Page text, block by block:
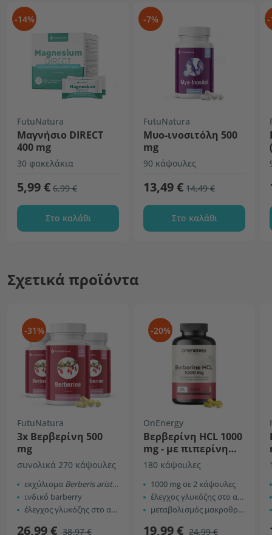
-14%
FutuNatura
Μαγνήσιο DIRECT
400 mg
30 φακελάκια
5,99 € 6,99 €
Στο καλάθι
-7%
FutuNatura
Μυο-ινοσιτόλη 500
mg
90 κάψουλες
13,49 € 14,49 €
Στο καλάθι
-
Σχετικά προϊόντα
-31%
FutuNatura
3x Βερβερίνη 500
mg
συνολικά 270 κάψουλες
εκχύλισμα Berberis aristata
ινδικό barberry
έλεγχος γλυκόζης στο αίμα
26,99 € 38,97 €
-20%
OnEnergy
Βερβερίνη HCL 1000
mg - με πιπερίνη
και χρώμιο
180 κάψουλες
1000 mg σε 2 κάψουλες
έλεγχος γλυκόζης στο αίμα
μεταβολισμός μακροθρεπτικών
19,99 € 24,99 €